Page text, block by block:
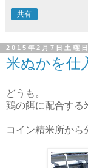
共有
2015年2月7日土曜日
米ぬかを仕
どうも。
鶏の餌に配合する
コイン精米所から